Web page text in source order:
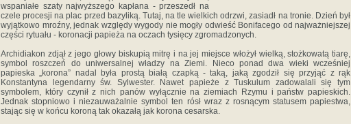
wspaniałe szaty najwyższego kapłana - przeszedł na
czele procesji na plac przed bazyliką. Tutaj, na tle wielkich odrzwi, zasiadł na tronie. Dzień był
wyjątkowo mroźny, jednak względy wygody nie mogły odwieść Bonifacego od najważniejszej
części rytuału - koronacji papieża na oczach tysięcy zgromadzonych.
Archidiakon zdjął z jego głowy biskupią mitrę i na jej miejsce włożył wielką, stożkowatą tiarę,
symbol roszczeń do uniwersalnej władzy na Ziemi. Nieco ponad dwa wieki wcześniej
papieska „korona” nadal była prostą białą czapką - taką, jaką zgodził się przyjąć z rąk
Konstantyna legendarny św. Sylwester. Nawet papieże z Tuskulum zadowalali się tym
symbolem, który czynił z nich panów wyłącznie na ziemiach Rzymu i państw papieskich.
Jednak stopniowo i niezauważalnie symbol ten rósł wraz z rosnącym statusem papiestwa,
stając się w końcu koroną tak okazałą jak korona cesarska.